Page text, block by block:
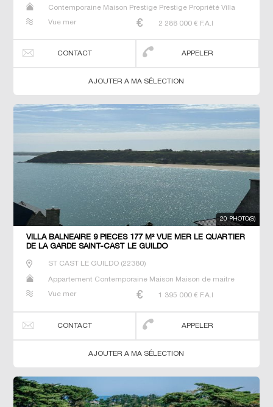
Contemporaine Maison Prestige Prestige Propriété Villa
Vue mer 2 288 000 € F.A.I
CONTACT APPELER
AJOUTER A MA SÉLECTION
20 PHOTO(S)
VILLA BALNEAIRE 9 PIECES 177 M² VUE MER LE QUARTIER
DE LA GARDE SAINT-CAST LE GUILDO
ST CAST LE GUILDO(22380)
Appartement Contemporaine Maison Maison de maitre
Vue mer
1 395 000 € F.A.I
CONTACT APPELER
AJOUTER A MA SÉLECTION